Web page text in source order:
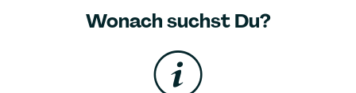
Wonach suchst Du?